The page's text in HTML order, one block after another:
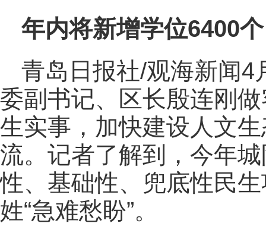
年内将新增学位6400个
青岛日报社/观海新闻4
委副书记、区长殷连刚
生实事，加快建设人文
流。记者了解到，今年
性、基础性、兜底性民
姓“急难愁盼”。